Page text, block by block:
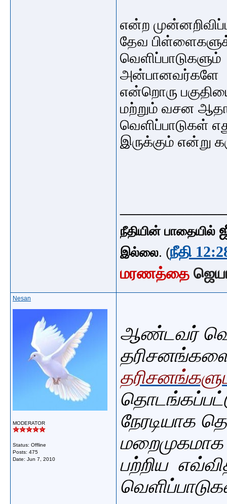
என்ற
தேவ
அன்பானவர்களே
என்றொரு
மற்றும் வசன
வெளிப்பாடுகள்
இருக்கும் என்று
நீதியின் பாதையில்
இல்லை. (நீதி
மரணத்தை
Nesan
MODERATOR
Status: Offline
Posts: 475
Date: Jun 7, 2010
ஆண்டவர்
நேரடியாக
பற்றிய